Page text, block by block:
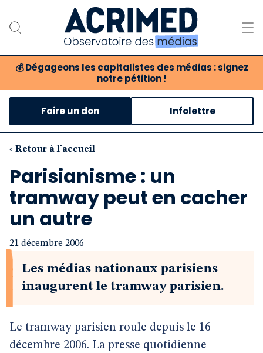
💰 Dégageons les capitalistes des médias : signez
notre pétition !
Notre association
Notre critique des médias
Nos propositions
Notre revue
Boutique
Faire un don Infolettre
‹ Retour à l'accueil
Parisianisme : un
tramway peut en cacher
un autre
21 décembre 2006
Les médias nationaux parisiens
inaugurent le tramway parisien.
Le tramway parisien roule depuis le 16
décembre 2006. La presse quotidienne